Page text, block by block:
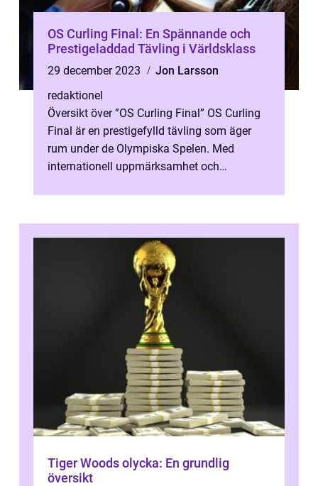
OS Curling Final: En Spännande och
Prestigeladdad Tävling i Världsklass
29 december 2023
Jon Larsson
redaktionel
Översikt över ”OS Curling Final” OS Curling
Final är en prestigefylld tävling som äger
rum under de Olympiska Spelen. Med
internationell uppmärksamhet och
Tiger Woods olycka: En grundlig
översikt